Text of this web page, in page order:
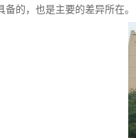
备的，也是主要的差异所在。